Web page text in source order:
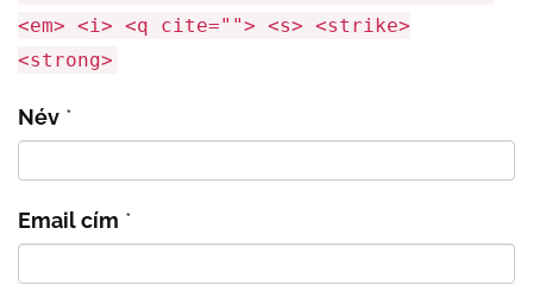
<em> <i> <q cite=""> <s> <strike>
<strong>
Név *
Email cím *